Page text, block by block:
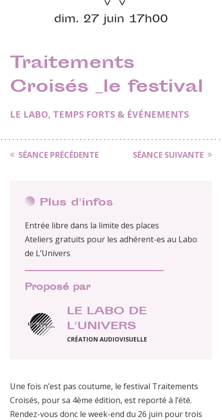
dim. 27 juin 17h00
Traitements
Croisés _le festival
LE LABO, TEMPS FORTS & ÉVÉNEMENTS
SÉANCE PRÉCÉDENTE SÉANCE SUIVANTE
Plus d'infos
Entrée libre dans la limite des places
Ateliers gratuits pour les adhérent-es au Labo
de L’Univers
Proposé par
LE LABO DE
L'UNIVERS
CRÉATION AUDIOVISUELLE
Une fois n’est pas coutume, le festival Traitements
Croisés, pour sa 4ème édition, est reporté à l’été.
Rendez-vous donc le week-end du 26 juin pour trois